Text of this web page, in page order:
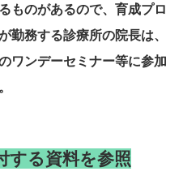
ものがあるので、育成プロ
勤務する診療所の院長は、
ワンデーセミナー等に参加
する資料を参照